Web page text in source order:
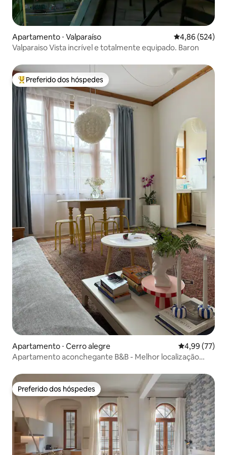
Apartamento ⋅ Valparaíso 4,86 de uma
4,86 (524)
Valparaiso Vista incrível e totalmente equipado. Baron
Entre os melhores preferidos dos hóspedes
Preferido dos hóspedes
Apartamento ⋅ Cerro alegre 4,99 de uma
4,99 (77)
Apartamento aconchegante B&B - Melhor localização
Preferido dos hóspedes
Preferido dos hóspedes